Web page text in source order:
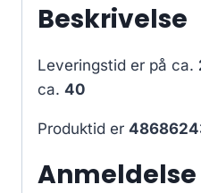
Beskrivelse
Leveringstid er på ca.
ca. 40
Produktid er
Anmeldelse